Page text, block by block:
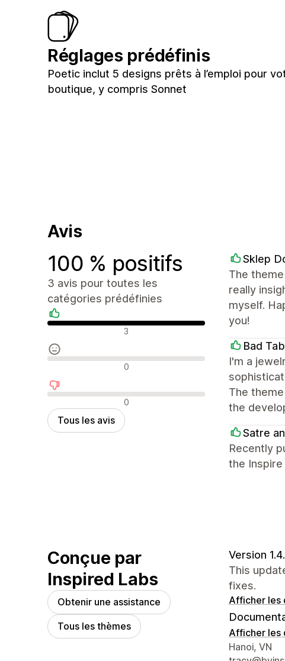
Réglages prédéfinis
Poetic inclut 5 designs prêts à l’emploi pour
boutique, y compris Sonnet
Avis
100 % positifs
3 avis pour toutes les
catégories prédéfinies
Avis positifs 3
Avis neutres 0
Avis négatifs 0
Tous les avis
Sklep
The
really
myself.
you!
Bad
I'm a
The
the
Satre
Recently
the Inspire
Conçue par
Inspired Labs
Obtenir une assistance
Tous les thèmes
Version
This
fixes.
Afficher les
Afficher les
Hanoi, VN